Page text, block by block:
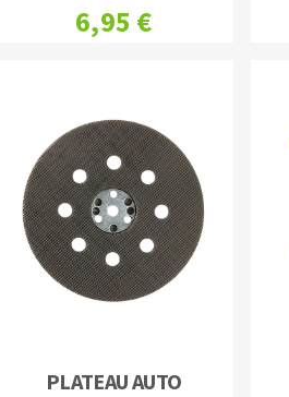
Meules de tourets6,95 €
PLATEAU AUTO